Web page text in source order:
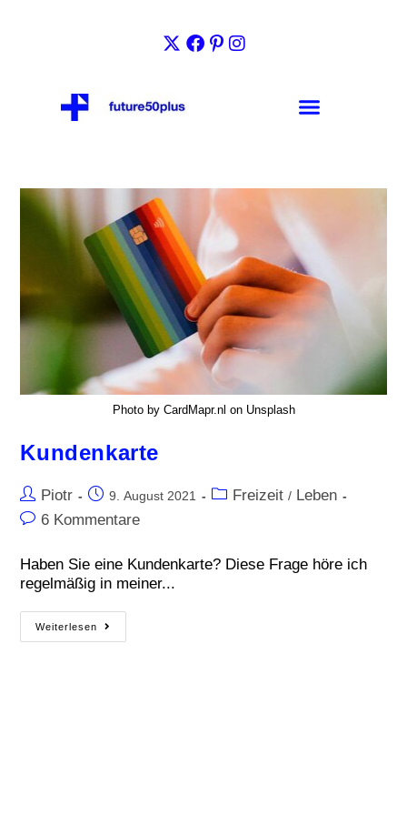
Photo by CardMapr.nl on Unsplash
Kundenkarte
Piotr 9. August 2021 Freizeit / Leben
6 Kommentare
Haben Sie eine Kundenkarte? Diese Frage höre ich
regelmäßig in meiner...
Weiterlesen